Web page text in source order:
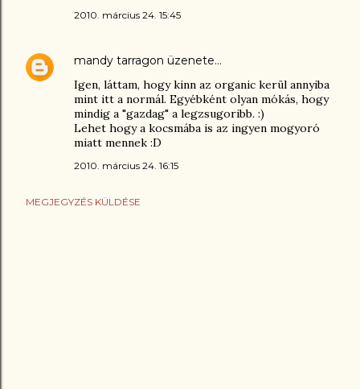
2010. március 24. 15:45
mandy tarragon üzenete…
Igen, láttam, hogy kinn az organic kerül annyiba
mint itt a normál. Egyébként olyan mókás, hogy
mindig a "gazdag" a legzsugoribb. :)
Lehet hogy a kocsmába is az ingyen mogyoró
miatt mennek :D
2010. március 24. 16:15
MEGJEGYZÉS KÜLDÉSE